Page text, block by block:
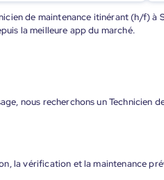
de maintenance itinérant (h/f) à
la meilleure app du marché.
nous recherchons un Technicien
la vérification et la maintenance